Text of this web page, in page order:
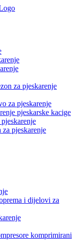
za pjeskarenje
za pjeskarenje
pjeskarske kacige
za pjeskarenje
i dijelovi za
komprimirani